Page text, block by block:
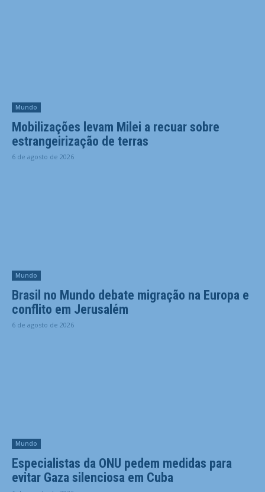
Mundo
Mobilizações levam Milei a recuar sobre
estrangeirização de terras
6 de agosto de 2026
Mundo
Brasil no Mundo debate migração na Europa e
conflito em Jerusalém
6 de agosto de 2026
Mundo
Especialistas da ONU pedem medidas para
evitar Gaza silenciosa em Cuba